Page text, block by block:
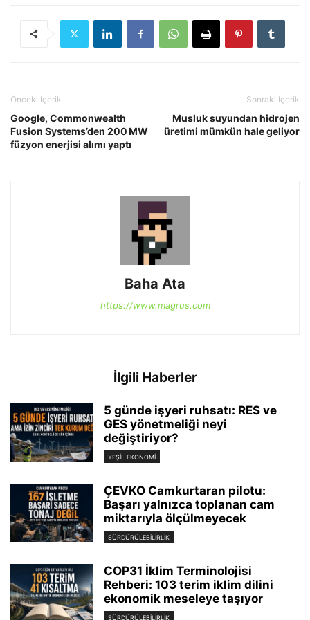
Önceki İçerik
Google, Commonwealth
Fusion Systems’den 200 MW
füzyon enerjisi alımı yaptı
Sonraki İçerik
Musluk suyundan hidrojen
üretimi mümkün hale geliyor
Baha Ata
https://www.magrus.com
İlgili Haberler
5 günde işyeri ruhsatı: RES ve
GES yönetmeliği neyi
değiştiriyor?
YEŞIL EKONOMI
ÇEVKO Camkurtaran pilotu:
Başarı yalnızca toplanan cam
miktarıyla ölçülmeyecek
SÜRDÜRÜLEBILIRLIK
COP31 İklim Terminolojisi
Rehberi: 103 terim iklim dilini
ekonomik meseleye taşıyor
SÜRDÜRÜLEBILIRLIK